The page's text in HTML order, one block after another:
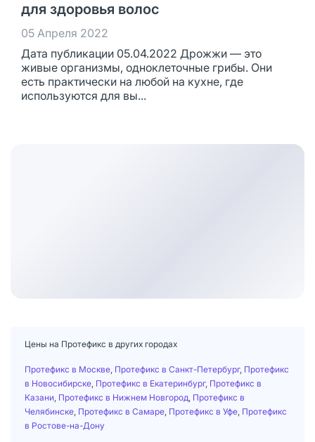
для здоровья волос
05 Апреля 2022
Дата публикации 05.04.2022 Дрожжи — это
живые организмы, одноклеточные грибы. Они
есть практически на любой на кухне, где
используются для вы...
Цены на Протефикс в других городах
Протефикс в Москве Протефикс в Санкт-Петербург, Протефикс
в Новосибирске Протефикс в Екатеринбург, Протефикс в
Казани Протефикс в Нижнем Новгород Протефикс в
Челябинске Протефикс в Самаре Протефикс в Уфе Протефикс
в Ростове-на-Дону